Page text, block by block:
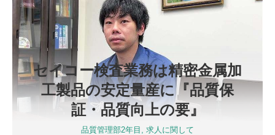
セイコー検査業務は精密金属加
工製品の安定量産に『品質保
証・品質向上の要』
品質管理部2年目 求人に関して